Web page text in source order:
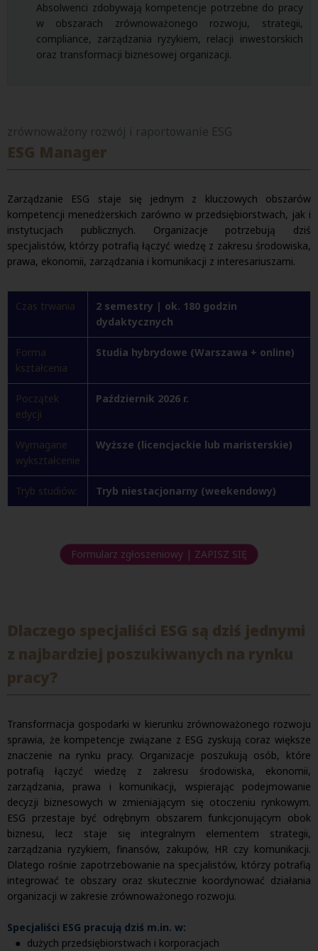
Absolwenci zdobywają kompetencje potrzebne do pracy
w obszarach zrównoważonego rozwoju, strategii,
compliance, zarządzania ryzykiem, relacji inwestorskich
oraz transformacji biznesowej organizacji.
zrównoważony rozwój i raportowanie ESG
ESG Manager
Zarządzanie ESG staje się jednym z kluczowych obszarów
kompetencji menedżerskich zarówno w przedsiębiorstwach, jak i
instytucjach publicznych. Organizacje potrzebują dziś
specjalistów, którzy potrafią łączyć wiedzę z zakresu środowiska,
prawa, ekonomii, zarządzania i komunikacji z interesariuszami.
Czas trwania
2 semestry | ok. 180 godzin
dydaktycznych
Forma
kształcenia
Studia hybrydowe (Warszawa + online)
Początek
edycji
Październik 2026 r.
Wymagane
wykształcenie
Wyższe (licencjackie lub maristerskie)
Tryb studiów: Tryb niestacjonarny (weekendowy)
Formularz zgłoszeniowy | ZAPISZ SIĘ
Dlaczego specjaliści ESG są dziś jednymi
z najbardziej poszukiwanych na rynku
pracy?
Transformacja gospodarki w kierunku zrównoważonego rozwoju
sprawia, że kompetencje związane z ESG zyskują coraz większe
znaczenie na rynku pracy. Organizacje poszukują osób, które
potrafią łączyć wiedzę z zakresu środowiska, ekonomii,
zarządzania, prawa i komunikacji, wspierając podejmowanie
decyzji biznesowych w zmieniającym się otoczeniu rynkowym.
ESG przestaje być odrębnym obszarem funkcjonującym obok
biznesu, lecz staje się integralnym elementem strategii,
zarządzania ryzykiem, finansów, zakupów, HR czy komunikacji.
Dlatego rośnie zapotrzebowanie na specjalistów, którzy potrafią
integrować te obszary oraz skutecznie koordynować działania
organizacji w zakresie zrównoważonego rozwoju.
Specjaliści ESG pracują dziś m.in. w:
dużych przedsiębiorstwach i korporacjach